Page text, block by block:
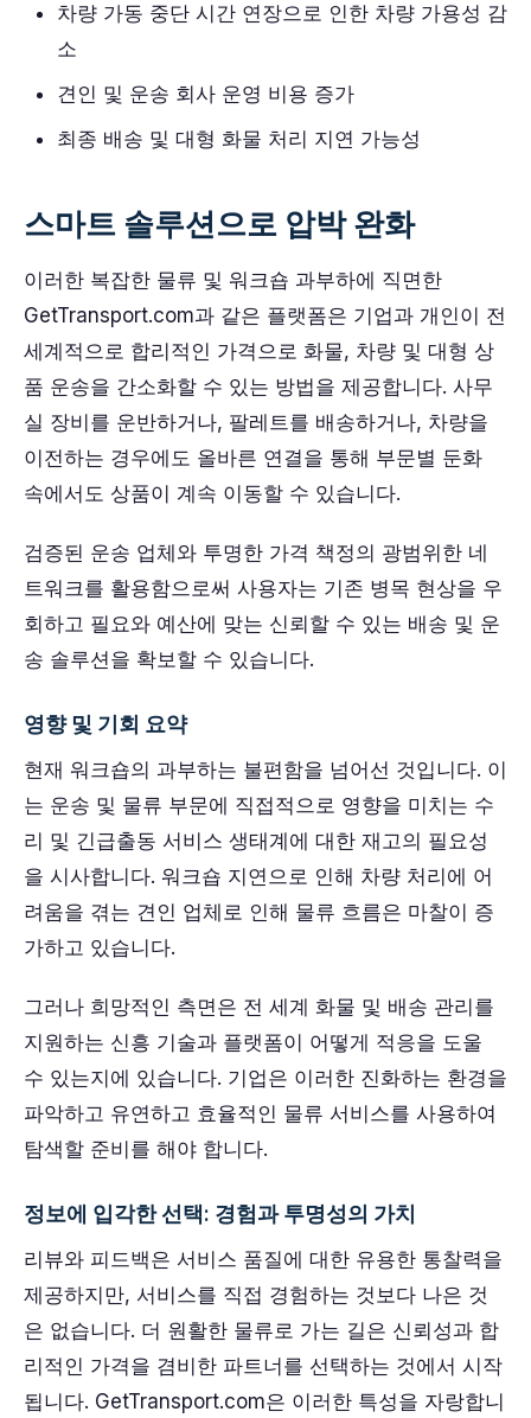
차량 가동 중단 시간 연장으로 인한 차량 가용성 감
소
견인 및 운송 회사 운영 비용 증가
최종 배송 및 대형 화물 처리 지연 가능성
스마트 솔루션으로 압박 완화
이러한 복잡한 물류 및 워크숍 과부하에 직면한
GetTransport.com과 같은 플랫폼은 기업과 개인이 전
세계적으로 합리적인 가격으로 화물, 차량 및 대형 상
품 운송을 간소화할 수 있는 방법을 제공합니다. 사무
실 장비를 운반하거나, 팔레트를 배송하거나, 차량을
이전하는 경우에도 올바른 연결을 통해 부문별 둔화
속에서도 상품이 계속 이동할 수 있습니다.
검증된 운송 업체와 투명한 가격 책정의 광범위한 네
트워크를 활용함으로써 사용자는 기존 병목 현상을 우
회하고 필요와 예산에 맞는 신뢰할 수 있는 배송 및 운
송 솔루션을 확보할 수 있습니다.
영향 및 기회 요약
현재 워크숍의 과부하는 불편함을 넘어선 것입니다. 이
는 운송 및 물류 부문에 직접적으로 영향을 미치는 수
리 및 긴급출동 서비스 생태계에 대한 재고의 필요성
을 시사합니다. 워크숍 지연으로 인해 차량 처리에 어
려움을 겪는 견인 업체로 인해 물류 흐름은 마찰이 증
가하고 있습니다.
그러나 희망적인 측면은 전 세계 화물 및 배송 관리를
지원하는 신흥 기술과 플랫폼이 어떻게 적응을 도울
수 있는지에 있습니다. 기업은 이러한 진화하는 환경을
파악하고 유연하고 효율적인 물류 서비스를 사용하여
탐색할 준비를 해야 합니다.
정보에 입각한 선택: 경험과 투명성의 가치
리뷰와 피드백은 서비스 품질에 대한 유용한 통찰력을
제공하지만, 서비스를 직접 경험하는 것보다 나은 것
은 없습니다. 더 원활한 물류로 가는 길은 신뢰성과 합
리적인 가격을 겸비한 파트너를 선택하는 것에서 시작
됩니다. GetTransport.com은 이러한 특성을 자랑합니